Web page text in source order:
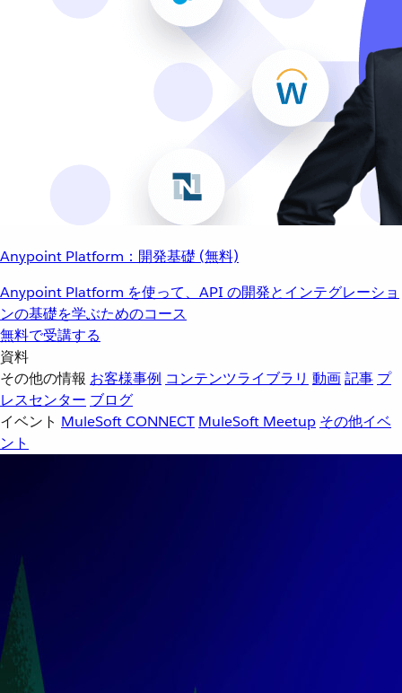
Anypoint Platform：開発基礎 (無料)
Anypoint Platform を使って、API の開発とインテグレーショ
ンの基礎を学ぶためのコース
無料で受講する
資料
その他の情報 お客様事例 コンテンツライブラリ 動画記事 プ
レスセンター ブログ
イベント MuleSoft CONNECT MuleSoft Meetup その他イベ
ント